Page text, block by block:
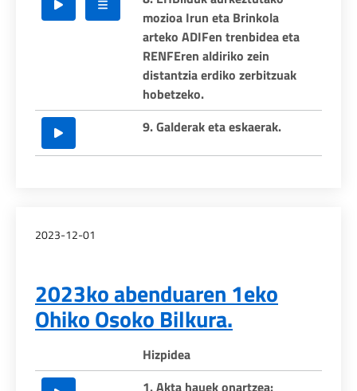
mozioa Irun eta Brinkola
arteko ADIFen trenbidea eta
RENFEren aldiriko zein
distantzia erdiko zerbitzuak
hobetzeko.
9. Galderak eta eskaerak.
2023-12-01
2023ko abenduaren 1eko
Ohiko Osoko Bilkura.
Hizpidea
1. Akta hauek onartzea: